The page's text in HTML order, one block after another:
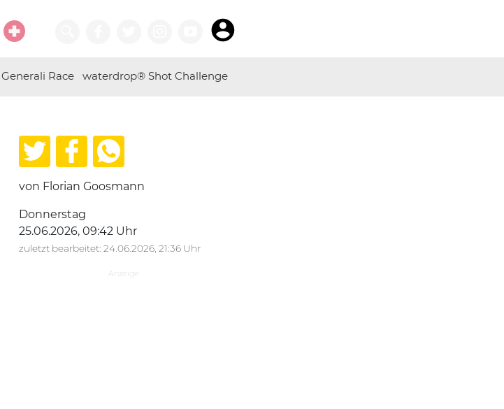
Generali Race waterdrop® Shot Challenge
von Florian Goosmann
Donnerstag
25.06.2026, 09:42 Uhr
zuletzt bearbeitet: 24.06.2026, 21:36 Uhr